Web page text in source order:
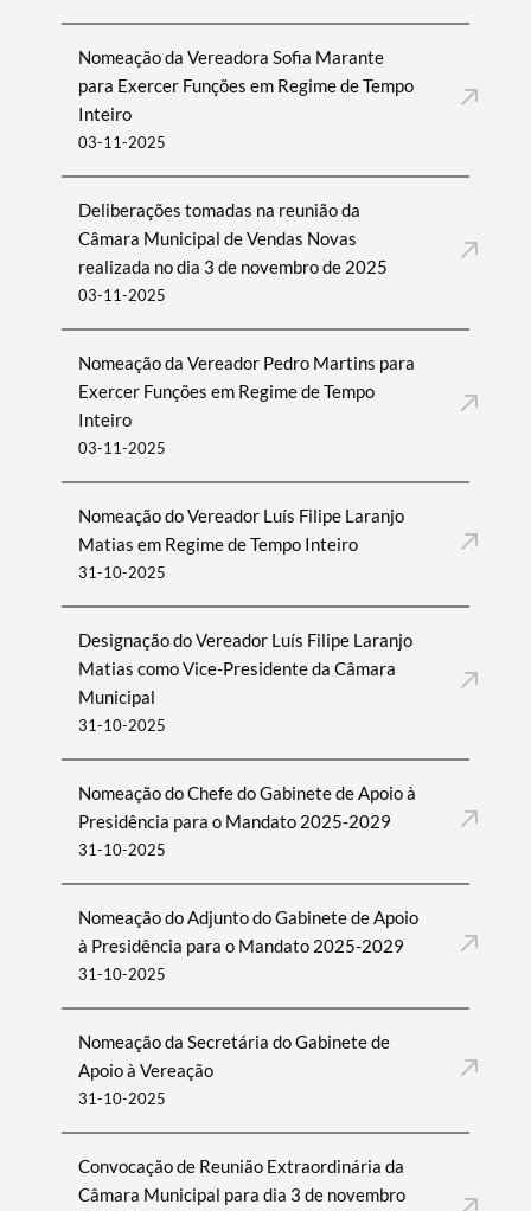
Nomeação da Vereadora Sofia Marante
para Exercer Funções em Regime de Tempo
Inteiro
03-11-2025
Deliberações tomadas na reunião da
Câmara Municipal de Vendas Novas
realizada no dia 3 de novembro de 2025
03-11-2025
Nomeação da Vereador Pedro Martins para
Exercer Funções em Regime de Tempo
Inteiro
03-11-2025
Nomeação do Vereador Luís Filipe Laranjo
Matias em Regime de Tempo Inteiro
31-10-2025
Designação do Vereador Luís Filipe Laranjo
Matias como Vice-Presidente da Câmara
Municipal
31-10-2025
Nomeação do Chefe do Gabinete de Apoio à
Presidência para o Mandato 2025-2029
31-10-2025
Nomeação do Adjunto do Gabinete de Apoio
à Presidência para o Mandato 2025-2029
31-10-2025
Nomeação da Secretária do Gabinete de
Apoio à Vereação
31-10-2025
Convocação de Reunião Extraordinária da
Câmara Municipal para dia 3 de novembro